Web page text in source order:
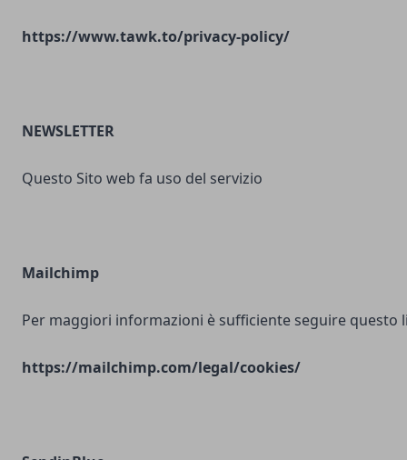
https://www.tawk.to/privacy-policy/
NEWSLETTER
Questo Sito web fa uso del servizio
Mailchimp
Per maggiori informazioni è sufficiente seguire questo
https://mailchimp.com/legal/cookies/